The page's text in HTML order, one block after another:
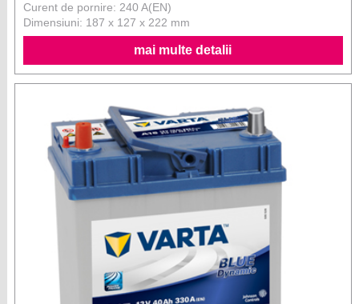
Curent de pornire: 240 A(EN)
Dimensiuni: 187 x 127 x 222 mm
mai multe detalii